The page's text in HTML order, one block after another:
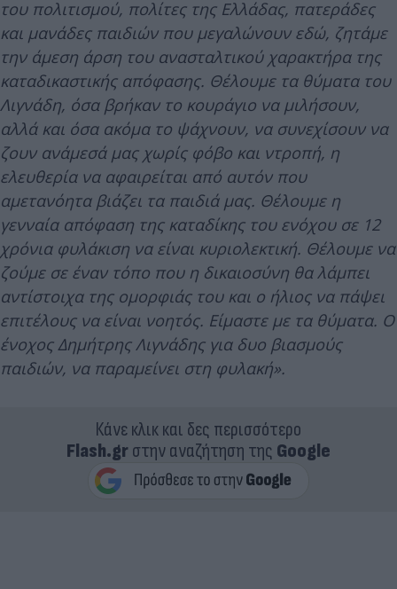
του πολιτισμού, πολίτες της Ελλάδας, πατεράδες
και μανάδες παιδιών που μεγαλώνουν εδώ, ζητάμε
την άμεση άρση του ανασταλτικού χαρακτήρα της
καταδικαστικής απόφασης. Θέλουμε τα θύματα του
Λιγνάδη, όσα βρήκαν το κουράγιο να μιλήσουν,
αλλά και όσα ακόμα το ψάχνουν, να συνεχίσουν να
ζουν ανάμεσά μας χωρίς φόβο και ντροπή, η
ελευθερία να αφαιρείται από αυτόν που
αμετανόητα βιάζει τα παιδιά μας. Θέλουμε η
γενναία απόφαση της καταδίκης του ενόχου σε 12
χρόνια φυλάκιση να είναι κυριολεκτική. Θέλουμε να
ζούμε σε έναν τόπο που η δικαιοσύνη θα λάμπει
αντίστοιχα της ομορφιάς του και ο ήλιος να πάψει
επιτέλους να είναι νοητός. Είμαστε με τα θύματα. Ο
ένοχος Δημήτρης Λιγνάδης για δυο βιασμούς
παιδιών, να παραμείνει στη φυλακή».
Κάνε κλικ και δες περισσότερο
Flash.grστην αναζήτηση της Google